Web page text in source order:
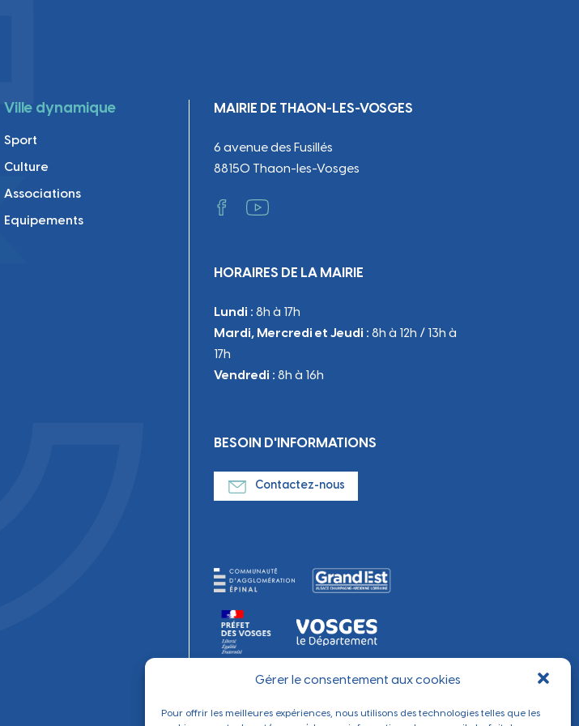
Gérer le consentement aux cookies
Pour offrir les meilleures expériences, nous utilisons des technologies telles que les
Ville dynamique
Sport
Culture
Associations
Equipements
MAIRIE DE THAON-LES-VOSGES
6 avenue des Fusillés
88150 Thaon-les-Vosges
HORAIRES DE LA MAIRIE
Lundi : 8h à 17h
Mardi, Mercredi et Jeudi : 8h à 12h / 13h à
17h
Vendredi : 8h à 16h
BESOIN D'INFORMATIONS
Contactez-nous